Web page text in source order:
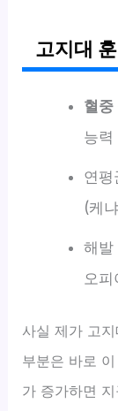
고지대
혈중
능
연평
(케
해
오
사실 제가 고
부분은 바로
가 증가하면